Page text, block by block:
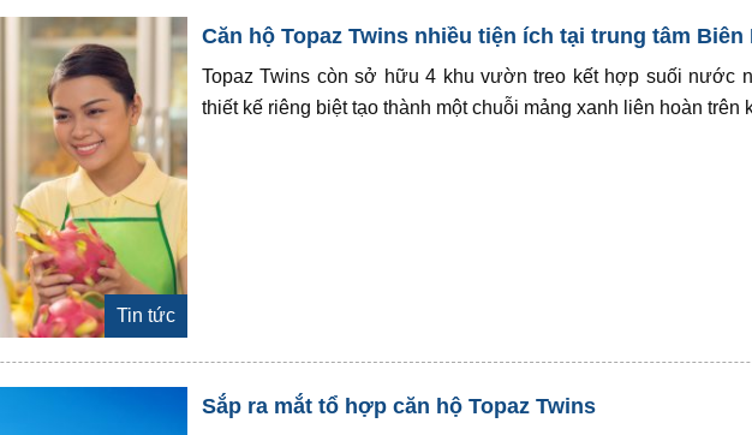
Tin tức
Căn hộ Topaz Twins nhiều tiện ích tại trung tâm Biên
Topaz Twins còn sở hữu 4 khu vườn treo kết hợp suối nước
thiết kế riêng biệt tạo thành một chuỗi mảng xanh liên hoàn trên
Sắp ra mắt tổ hợp căn hộ Topaz Twins